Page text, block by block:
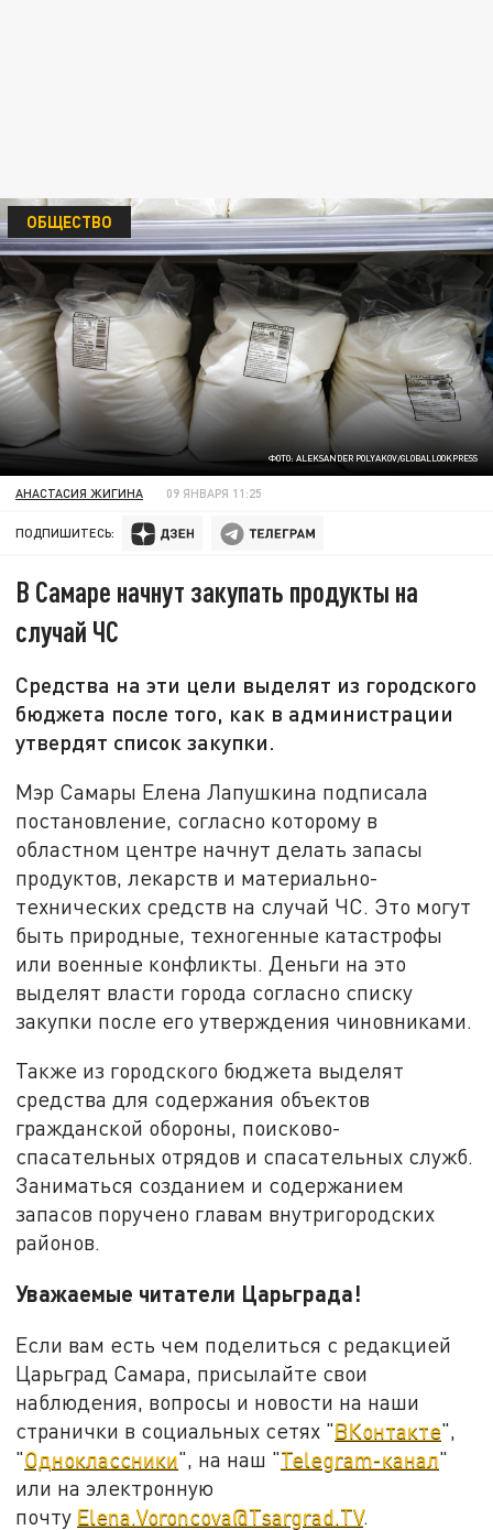
ФОТО: ALEKSANDER POLYAKOV/GLOBALLOOKPRESS
ОБЩЕСТВО
АНАСТАСИЯ ЖИГИНА 09 ЯНВАРЯ 11:25
ПОДПИШИТЕСЬ:
В Самаре начнут закупать продукты на
случай ЧС
Средства на эти цели выделят из городского
бюджета после того, как в администрации
утвердят список закупки.
Мэр Самары Елена Лапушкина подписала
постановление, согласно которому в
областном центре начнут делать запасы
продуктов, лекарств и материально-
технических средств на случай ЧС. Это могут
быть природные, техногенные катастрофы
или военные конфликты. Деньги на это
выделят власти города согласно списку
закупки после его утверждения чиновниками.
Также из городского бюджета выделят
средства для содержания объектов
гражданской обороны, поисково-
спасательных отрядов и спасательных служб.
Заниматься созданием и содержанием
запасов поручено главам внутригородских
районов.
Уважаемые читатели Царьграда!
Если вам есть чем поделиться с редакцией
Царьград Самара, присылайте свои
наблюдения, вопросы и новости на наши
странички в социальных сетях "ВКонтакте",
"Одноклассники", на наш "Telegram-канал"
или на электронную
почту Elena.Voroncova@Tsargrad.TV.